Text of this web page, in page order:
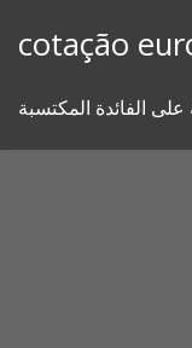
cotação
الفائدة المكتسبة